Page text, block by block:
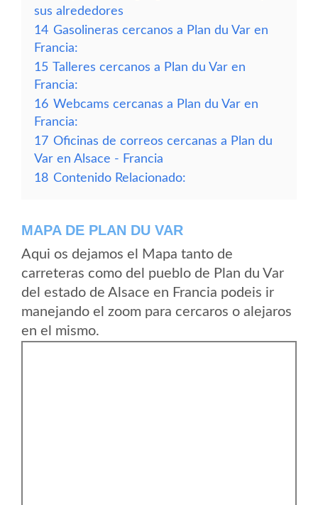
sus alrededores
14 Gasolineras cercanos a Plan du Var en
Francia:
15 Talleres cercanos a Plan du Var en
Francia:
16 Webcams cercanas a Plan du Var en
Francia:
17 Oficinas de correos cercanas a Plan du
Var en Alsace - Francia
18 Contenido Relacionado:
MAPA DE PLAN DU VAR
Aqui os dejamos el Mapa tanto de
carreteras como del pueblo de Plan du Var
del estado de Alsace en Francia podeis ir
manejando el zoom para cercaros o alejaros
en el mismo.